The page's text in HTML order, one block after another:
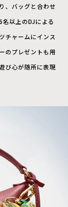
、バッグと合わせ
以上のDJによる
チャームにインス
のプレゼントも用
び心が随所に表現